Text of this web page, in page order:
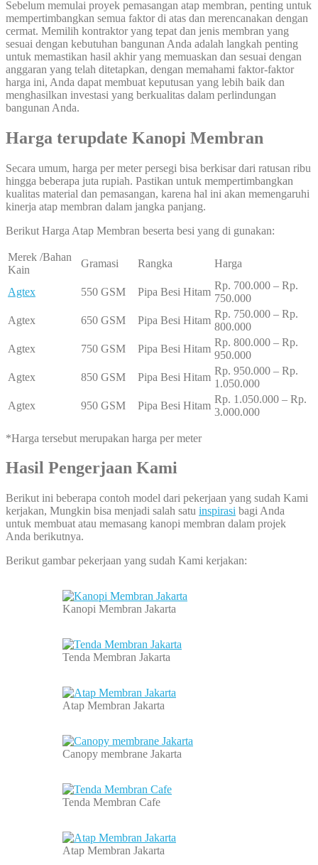
Sebelum memulai proyek pemasangan atap membran, penting untuk
mempertimbangkan semua faktor di atas dan merencanakan dengan
cermat. Memilih kontraktor yang tepat dan jenis membran yang
sesuai dengan kebutuhan bangunan Anda adalah langkah penting
untuk memastikan hasil akhir yang memuaskan dan sesuai dengan
anggaran yang telah ditetapkan, dengan memahami faktor-faktor
harga ini, Anda dapat membuat keputusan yang lebih baik dan
menghasilkan investasi yang berkualitas dalam perlindungan
bangunan Anda.
Harga terupdate Kanopi Membran
Secara umum, harga per meter persegi bisa berkisar dari ratusan ribu
hingga beberapa juta rupiah. Pastikan untuk mempertimbangkan
kualitas material dan pemasangan, karena hal ini akan memengaruhi
kinerja atap membran dalam jangka panjang.
Berikut Harga Atap Membran beserta besi yang di gunakan:
Merek /Bahan
Kain
Gramasi Rangka Harga
Agtex 550 GSM Pipa Besi Hitam
Rp. 700.000 – Rp.
750.000
Agtex
650 GSM Pipa Besi Hitam
Rp. 750.000 – Rp.
800.000
Agtex
750 GSM Pipa Besi Hitam
Rp. 800.000 – Rp.
950.000
Agtex
850 GSM Pipa Besi Hitam
Rp. 950.000 – Rp.
1.050.000
Agtex
950 GSM Pipa Besi Hitam
Rp. 1.050.000 – Rp.
3.000.000
*Harga tersebut merupakan harga per meter
Hasil Pengerjaan Kami
Berikut ini beberapa contoh model dari pekerjaan yang sudah Kami
kerjakan, Mungkin bisa menjadi salah satu inspirasi bagi Anda
untuk membuat atau memasang kanopi membran dalam projek
Anda berikutnya.
Berikut gambar pekerjaan yang sudah Kami kerjakan:
Kanopi Membran Jakarta
Tenda Membran Jakarta
Atap Membran Jakarta
Canopy membrane Jakarta
Tenda Membran Cafe
Atap Membran Jakarta